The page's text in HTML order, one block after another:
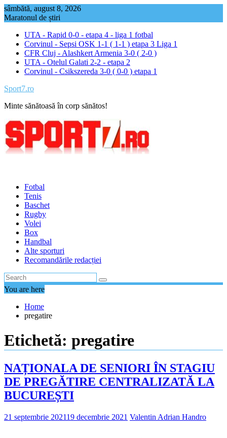
Skip
to
sâmbătă, august 8, 2026
Maratonul de știri
UTA - Rapid 0-0 - etapa 4 - liga 1 fotbal
Corvinul - Sepsi OSK 1-1 ( 1-1 ) etapa 3 Liga 1
CFR Cluj - Alashkert Armenia 3-0 ( 2-0 )
UTA - Otelul Galati 2-2 - etapa 2
Corvinul - Csikszereda 3-0 ( 0-0 ) etapa 1
Sport7.ro
Minte sănătoasă în corp sănătos!
Fotbal
Tenis
Baschet
Rugby
Volei
Box
Handbal
Alte sporturi
Recomandările redacției
You are here
Home
pregatire
Etichetă: pregatire
NAȚIONALA DE SENIORI ÎN STAGIU
DE PREGĂTIRE CENTRALIZATĂ LA
BUCUREȘTI
21 septembrie 202119 decembrie 2021 Valentin Adrian Handro